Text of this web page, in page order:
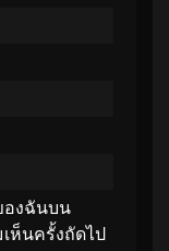
องฉันบน
ห็นครั้งถัดไป